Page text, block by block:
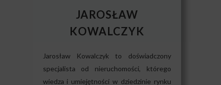
JAROSŁAW
KOWALCZYK
Jarosław Kowalczyk to doświadczony
specjalista od nieruchomości, którego
wiedza i umiejętności w dziedzinie rynku